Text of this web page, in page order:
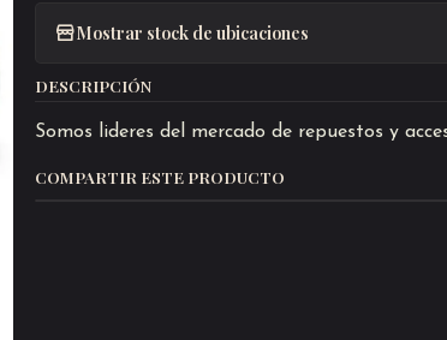
Mostrar stock de ubicaciones
DESCRIPCIÓN
Somos lideres del mercado de repuestos y
COMPARTIR ESTE PRODUCTO